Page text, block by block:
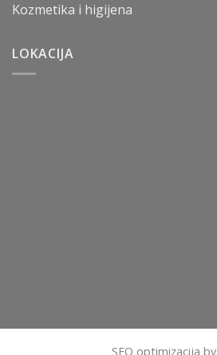
Kozmetika i higijena
LOKACIJA
SEO optimizacija by